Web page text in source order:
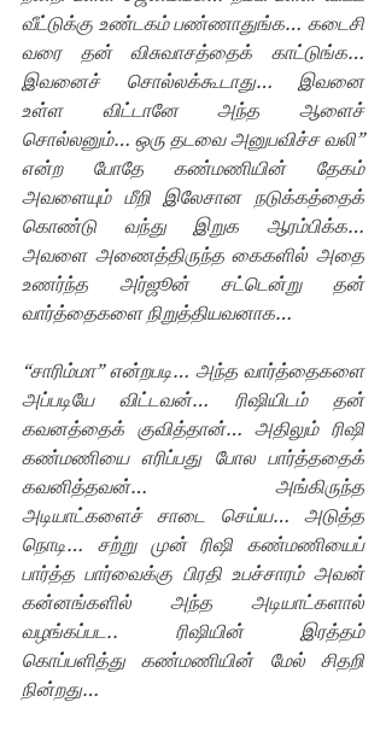
வீட்டுக்கு உண்டகம் பண்ணாதுங்க… கடைசி
வரை தன் விசுவாசத்தைக் காட்டுங்க…
இவனைச் சொல்லக்கூடாது… இவனை
உள்ள விட்டானே அந்த ஆளைச்
சொல்லனும்… ஒரு தடவை அனுபவிச்ச வலி”
என்ற போதே கண்மணியின் தேகம்
அவளையும் மீறி இலேசான நடுக்கத்தைக்
கொண்டு வந்து இறுக ஆரம்பிக்க…
அவளை அணைத்திருந்த கைகளில் அதை
உணர்ந்த அர்ஜூன் சட்டென்று தன்
வார்த்தைகளை நிறுத்தியவனாக…
“சாரிம்மா” என்றபடி… அந்த வார்த்தைகளை
அப்படியே விட்டவன்… ரிஷியிடம் தன்
கவனத்தைக் குவித்தான்… அதிலும் ரிஷி
கண்மணியை எரிப்பது போல பார்த்ததைக்
கவனித்தவன்… அங்கிருந்த
அடியாட்களைச் சாடை செய்ய… அடுத்த
நொடி… சற்று முன் ரிஷி கண்மணியைப்
பார்த்த பார்வைக்கு பிரதி உபச்சாரம் அவன்
கன்னங்களில் அந்த அடியாட்களால்
வழங்கப்பட.. ரிஷியின் இரத்தம்
கொப்பளித்து கண்மணியின் மேல் சிதறி
நின்றது…